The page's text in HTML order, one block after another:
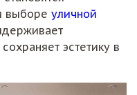
выборе уличной
эстетику в